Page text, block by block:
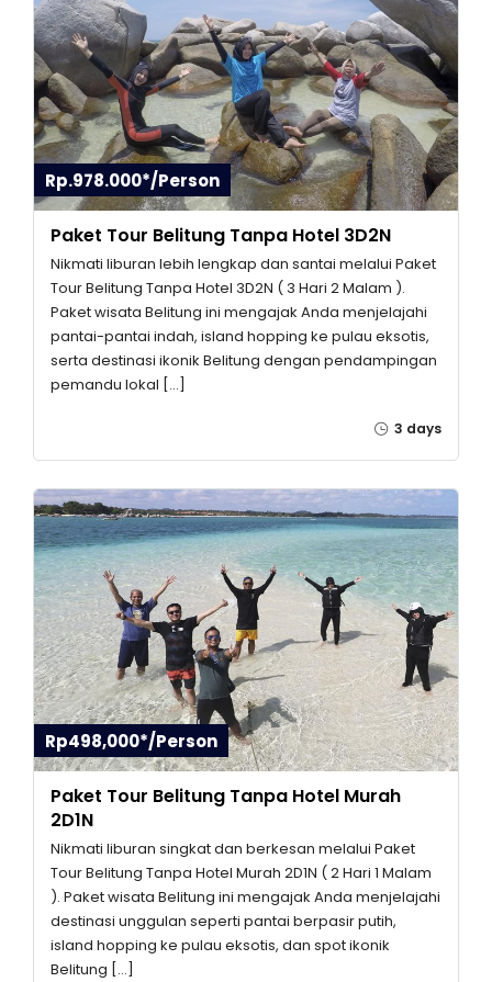
Rp.978.000*/Person
Paket Tour Belitung Tanpa Hotel 3D2N
Nikmati liburan lebih lengkap dan santai melalui Paket
Tour Belitung Tanpa Hotel 3D2N ( 3 Hari 2 Malam ).
Paket wisata Belitung ini mengajak Anda menjelajahi
pantai-pantai indah, island hopping ke pulau eksotis,
serta destinasi ikonik Belitung dengan pendampingan
pemandu lokal […]
3 days
Rp498,000*/Person
Paket Tour Belitung Tanpa Hotel Murah
2D1N
Nikmati liburan singkat dan berkesan melalui Paket
Tour Belitung Tanpa Hotel Murah 2D1N ( 2 Hari 1 Malam
). Paket wisata Belitung ini mengajak Anda menjelajahi
destinasi unggulan seperti pantai berpasir putih,
island hopping ke pulau eksotis, dan spot ikonik
Belitung […]